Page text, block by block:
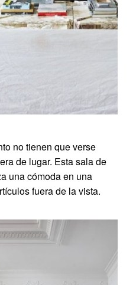
no tienen que verse
de lugar. Esta sala de
una cómoda en una
fuera de la vista.